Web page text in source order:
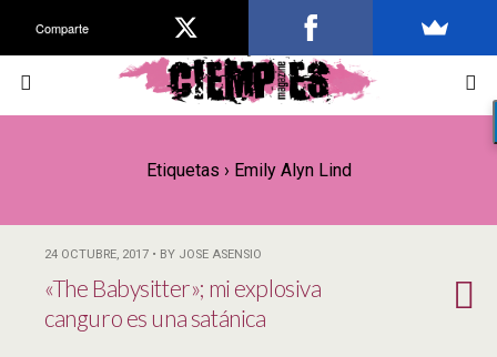
Etiquetas › Emily Alyn Lind
24 OCTUBRE, 2017 • BY JOSE ASENSIO
«The Babysitter»; mi explosiva
canguro es una satánica
Comparte